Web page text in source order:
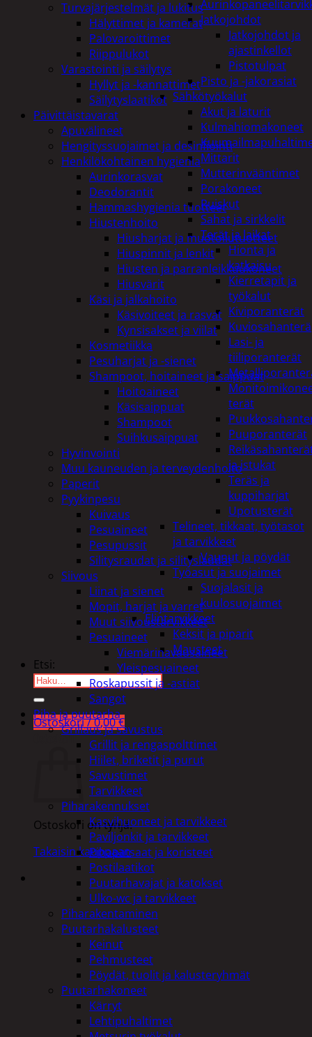
Jatkojohdot
Jatkojohdot ja
ajastinkellot
Pistotulpat
Pisto ja -jakorasiat
Sähkötyökalut
Akut ja laturit
Kulmahiomakoneet
Mittarit
Mutterinvääntimet
Porakoneet
Ruiskut
Sahat ja sirkkelit
Terät ja laikat
Hionta ja
katkaisu
Kierretapit ja
työkalut
Kiviporanterät
Kuviosahanterä
Lasi- ja
tiiliporanterät
terät
Puuporanterät
ja istukat
Teräs ja
kuppiharjat
Upotusterät
Telineet, tikkaat, työtasot
ja tarvikkeet
Vaunut ja pöydät
Työasut ja suojaimet
Suojalasit ja
kuulosuojaimet
Elintarvikkeet
Keksit ja piparit
Mausteet
Etsi:
Ostoskori /0,00€
Ostoskori
Ostoskori on tyhjä.
Takaisin kauppaan
Turvajärjestelmät ja lukitus
Hälyttimet ja kamerat
Palovaroittimet
Riippulukot
Varastointi ja säilytys
Hyllyt ja -kannattimet
Säilytyslaatikot
Päivittäistavarat
Apuvälineet
Hengityssuojaimet ja desinfiointi
Henkilökohtainen hygienia
Aurinkorasvat
Deodorantit
Hammashygienia tuotteet
Hiustenhoito
Hiusharjat ja muotoilutuotteet
Hiuspinnit ja lenkit
Hiusten ja parranleikkuukoneet
Hiusvärit
Käsi ja jalkahoito
Käsivoiteet ja rasvat
Kynsisakset ja viilat
Kosmetiikka
Pesuharjat ja -sienet
Shampoot, hoitaineet ja saippuat
Hoitoaineet
Käsisaippuat
Shampoot
Suihkusaippuat
Hyvinvointi
Muu kauneuden ja terveydenhoito
Paperit
Pyykinpesu
Kuivaus
Pesuaineet
Pesupussit
Silitysraudat ja silityslaudat
Siivous
Liinat ja sienet
Mopit, harjat ja varret
Muut siivoustarvikkeet
Pesuaineet
Viemärinavausaineet
Yleispesuaineet
Roskapussit ja -astiat
Sangot
Piha ja puutarha
Grillaus ja savustus
Grillit ja rengaspolttimet
Hiilet, briketit ja purut
Savustimet
Tarvikkeet
Piharakennukset
Kasvihuoneet ja tarvikkeet
Paviljonkit ja tarvikkeet
Pihapatsaat ja koristeet
Postilaatikot
Puutarhavajat ja katokset
Ulko-wc ja tarvikkeet
Piharakentaminen
Puutarhakalusteet
Keinut
Pehmusteet
Pöydät, tuolit ja kalusteryhmät
Puutarhakoneet
Kärryt
Lehtipuhaltimet